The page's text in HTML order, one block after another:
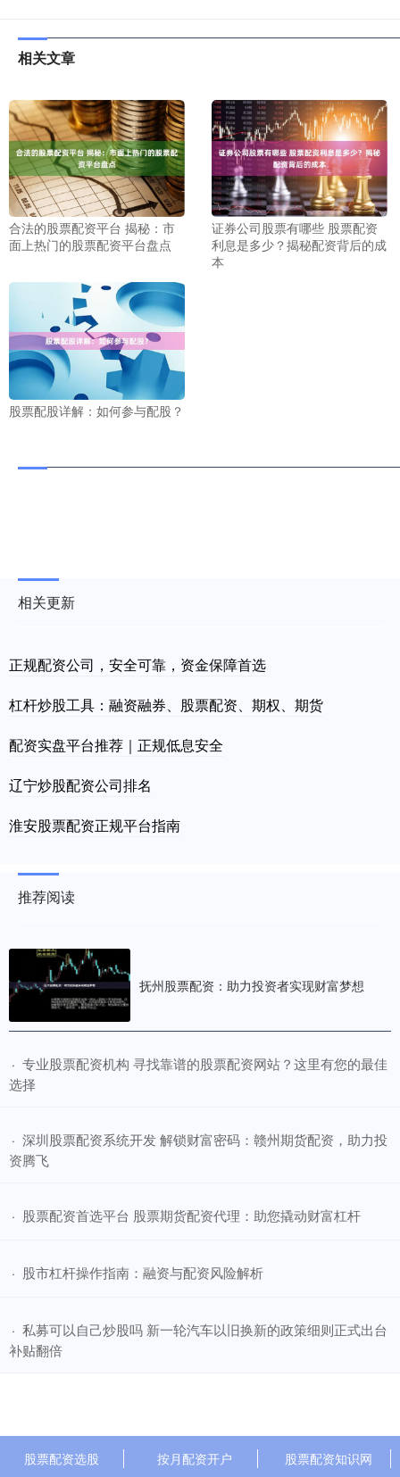
相关文章
合法的股票配资平台 揭秘：市
面上热门的股票配资平台盘点
证券公司股票有哪些 股票配资
利息是多少？揭秘配资背后的成
本
股票配股详解：如何参与配股？
相关更新
正规配资公司，安全可靠，资金保障首选
杠杆炒股工具：融资融券、股票配资、期权、期货
配资实盘平台推荐｜正规低息安全
辽宁炒股配资公司排名
淮安股票配资正规平台指南
推荐阅读
抚州股票配资：助力投资者实现财富梦想
· ​专业股票配资机构 寻找靠谱的股票配资网站？这里有您的最佳
选择
· ​深圳股票配资系统开发 解锁财富密码：赣州期货配资，助力投
资腾飞
· ​股票配资首选平台 股票期货配资代理：助您撬动财富杠杆
· ​股市杠杆操作指南：融资与配资风险解析
· ​私募可以自己炒股吗 新一轮汽车以旧换新的政策细则正式出台
补贴翻倍
股票配资选股 按月配资开户 股票配资知识网